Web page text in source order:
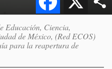
Educación, Ciencia,
de México, (Red ECOS)
para la reapertura de